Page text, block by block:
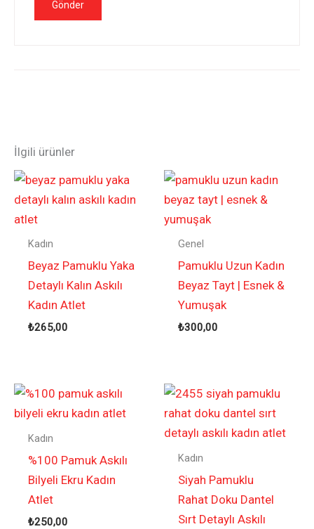
İlgili ürünler
Kadın
Beyaz Pamuklu Yaka
Detaylı Kalın Askılı
Kadın Atlet
₺265,00
Genel
Pamuklu Uzun Kadın
Beyaz Tayt | Esnek &
Yumuşak
₺300,00
Kadın
%100 Pamuk Askılı
Bilyeli Ekru Kadın
Atlet
₺250,00
Kadın
Siyah Pamuklu
Rahat Doku Dantel
Sırt Detaylı Askılı